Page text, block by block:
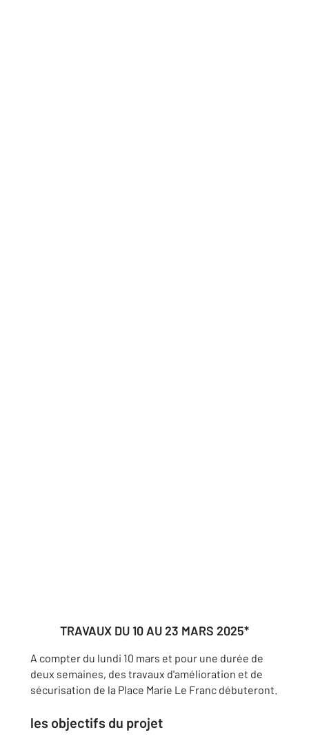
TRAVAUX DU 10 AU 23 MARS 2025*
A compter du lundi 10 mars et pour une durée de
deux semaines, des travaux d'amélioration et de
sécurisation de la Place Marie Le Franc débuteront.
les objectifs du projet